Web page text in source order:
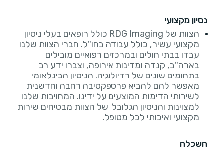
נסיון מקצועי
הצוות של RDG Imaging כולל רופאים בעלי ניסיון
מקצועי עשיר, כולל עבודה בחו"ל. חברי הצוות שלנו
עבדו בבתי חולים ובמרכזים רפואיים מובילים
בארה"ב, קנדה ומדינות אירופה, וצברו ידע רב
בתחומים שונים של רדיולוגיה. הניסיון הבינלאומי
מאפשר להם להביא פרספקטיבה רחבה וחדשנית
לשירותי הדימות המוצעים על ידינו. המחויבות שלנו
למצוינות והניסיון הגלובלי של הצוות מבטיחים שירות
מקצועי ואיכותי לכל מטופל.
השכלה